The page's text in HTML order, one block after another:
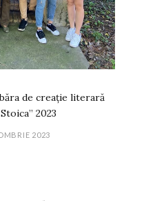
de creație literară
2023
2023